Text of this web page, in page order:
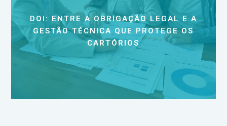
DOI: ENTRE A OBRIGAÇÃO LEGAL E A
GESTÃO TÉCNICA QUE PROTEGE OS
CARTÓRIOS